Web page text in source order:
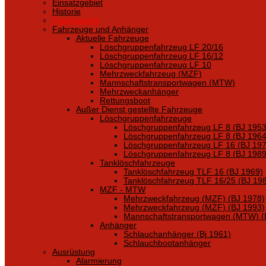
Einsatzgebiet
Historie
Feuerwache
Fahrzeuge und Anhänger
Aktuelle Fahrzeuge
Löschgruppenfahrzeug LF 20/16
Löschgruppenfahrzeug LF 16/12
Löschgruppenfahrzeug LF 10
Mehrzweckfahrzeug (MZF)
Mannschaftstransportwagen (MTW)
Mehrzweckanhänger
Rettungsboot
Außer Dienst gestellte Fahrzeuge
Löschgruppenfahrzeuge
Löschgruppenfahrzeug LF 8 (BJ
Löschgruppenfahrzeug LF 8 (BJ
Löschgruppenfahrzeug LF 16 (BJ
Löschgruppenfahrzeug LF 8 (BJ
Tanklöschfahrzeuge
Tanklöschfahrzeug TLF 16 (BJ 1969)
Tanklöschfahrzeug TLF 16/25 (BJ
MZF - MTW
Mehrzweckfahrzeug (MZF) (BJ 1978)
Mehrzweckfahrzeug (MZF) (BJ 1993)
Mannschaftstransportwagen (MTW)
Anhänger
Schlauchanhänger (Bj 1961)
Schlauchbootanhänger
Ausrüstung
Alarmierung